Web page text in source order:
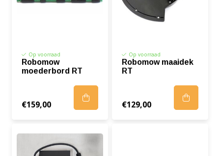
Op voorraad
Robomow
moederbord RT
€159,00
Op voorraad
Robomow maaidek
RT
€129,00